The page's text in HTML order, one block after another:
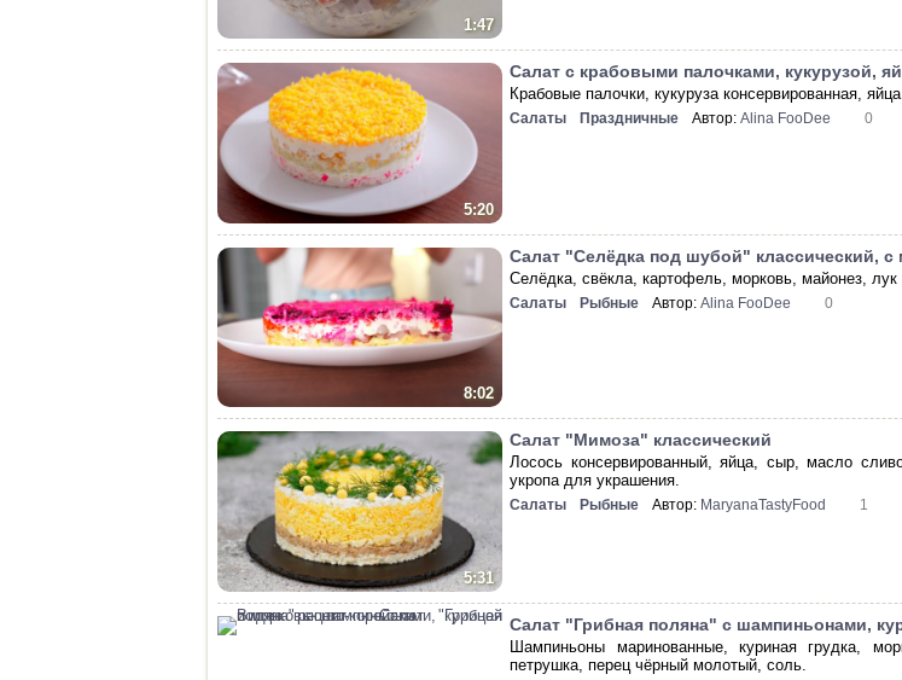
1:47
5:20
Салат с крабовыми палочками, кукурузой,
Крабовые палочки, кукуруза консервированная,
Салаты Праздничные Автор:Alina FooDee 0
8:02
Салат "Селёдка под шубой" классический,
Селёдка, свёкла, картофель, морковь, майонез,
Салаты Рыбные Автор:Alina FooDee 0
5:31
Салат "Мимоза" классический
Лосось консервированный, яйца, сыр, масло
укропа для украшения.
Салаты Рыбные Автор: MaryanaTastyFood 1
Салат "Грибная поляна" c шампиньонами,
Шампиньоны маринованные, куриная грудка,
петрушка, перец чёрный молотый, соль.